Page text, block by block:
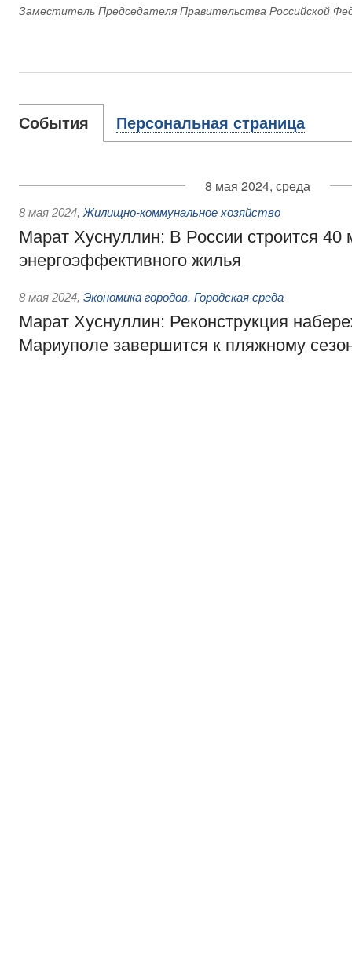
Заместитель Председателя Правительства Российской
События Персональная страница
8 мая 2024, среда
8 мая 2024, Жилищно-коммунальное хозяйство
Марат Хуснуллин: В России строится 40
энергоэффективного жилья
8 мая 2024, Экономика городов. Городская среда
Марат Хуснуллин: Реконструкция
Мариуполе завершится к пляжному